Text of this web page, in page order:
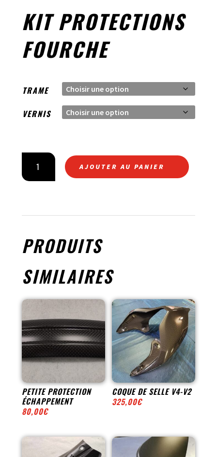
KIT PROTECTIONS
FOURCHE
TRAME
VERNIS
QUANTITÉ
DE
KIT
AJOUTER AU PANIER
PRODUITS
SIMILAIRES
PETITE PROTECTION
ÉCHAPPEMENT
80,00€
COQUE DE SELLE V4-V2
325,00€